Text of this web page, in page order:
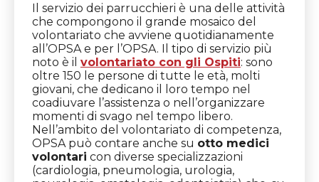
Il servizio dei parrucchieri è una delle attività
che compongono il grande mosaico del
volontariato che avviene quotidianamente
all’OPSA e per l’OPSA. Il tipo di servizio più
noto è il volontariato con gli Ospiti: sono
oltre 150 le persone di tutte le età, molti
giovani, che dedicano il loro tempo nel
coadiuvare l’assistenza o nell’organizzare
momenti di svago nel tempo libero.
Nell’ambito del volontariato di competenza,
OPSA può contare anche su otto medici
volontari con diverse specializzazioni
(cardiologia, pneumologia, urologia,